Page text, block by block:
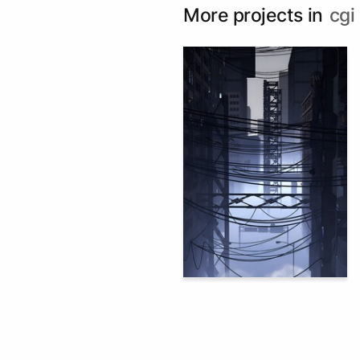
More projects in cgi
Anna Kirienko 95